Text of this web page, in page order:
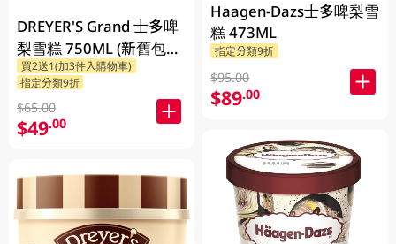
DREYER'S Grand 士多啤
梨雪糕 750ML (新舊包裝
隨機發貨)
買2送1(加3件入購物車)
指定分類9折
$65.00
$49.00
Haagen-Dazs士多啤梨雪
糕 473ML
指定分類9折
$95.00
$89.00